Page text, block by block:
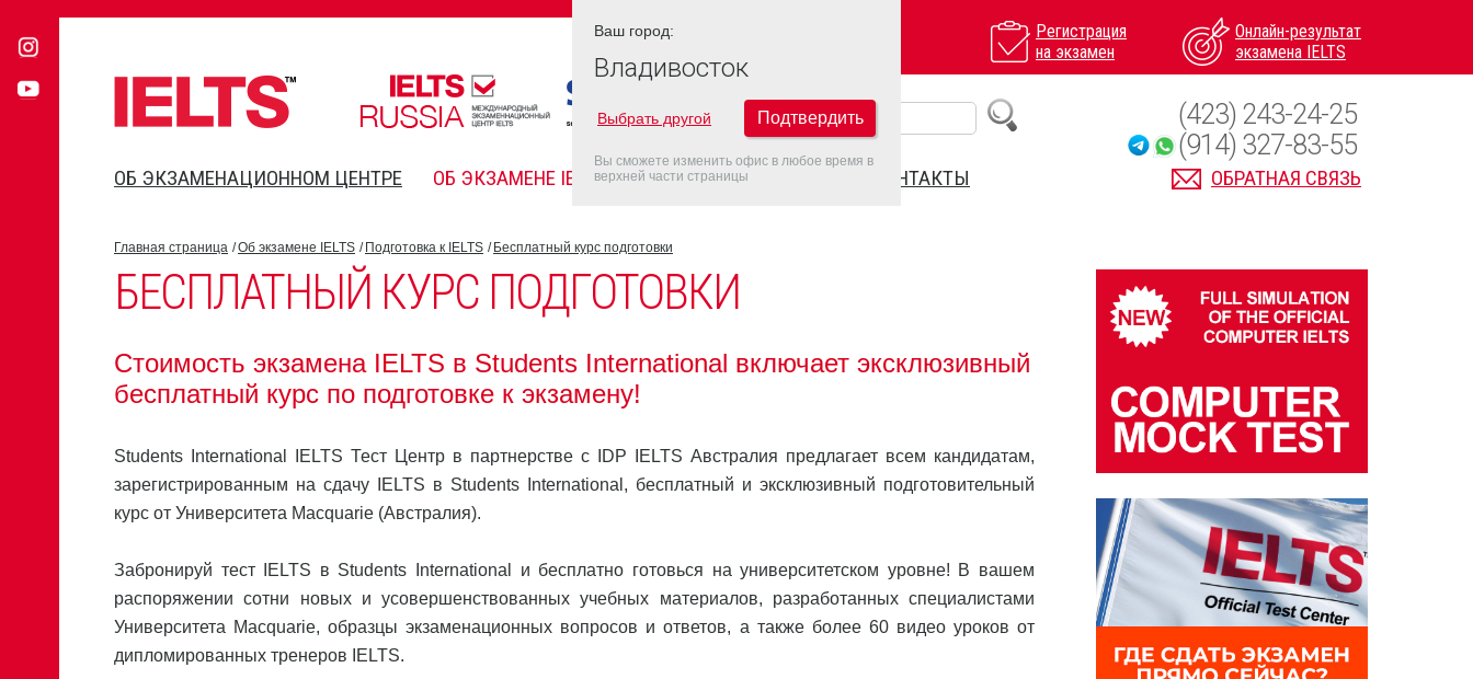
Регистрация
на экзамен
Онлайн-результат
экзамена IELTS
ОБ ЭКЗАМЕНАЦИОННОМ ЦЕНТРЕ ОБ ЭКЗАМЕНЕ IELTS FAQ ДАТЫ IELTS 2022 КОНТАКТЫ ОБРАТНАЯ СВЯЗЬ
(423) 243-24-25
(914) 327-83-55
Главная страница Об экзамене IELTS Подготовка к IELTS Бесплатный курс подготовки
БЕСПЛАТНЫЙ КУРС ПОДГОТОВКИ
Стоимость экзамена IELTS в Students International включает эксклюзивный
бесплатный курс по подготовке к экзамену!
Students International IELTS Тест Центр в партнерстве с IDP IELTS Австралия предлагает всем кандидатам,
зарегистрированным на сдачу IELTS в Students International, бесплатный и эксклюзивный подготовительный
курс от Университета Macquarie (Австралия).
Забронируй тест IELTS в Students International и бесплатно готовься на университетском уровне! В вашем
распоряжении сотни новых и усовершенствованных учебных материалов, разработанных специалистами
Университета Macquarie, образцы экзаменационных вопросов и ответов, а также более 60 видео уроков от
дипломированных тренеров IELTS.
Ваш город:
Владивосток
Выбрать другой Подтвердить
Вы сможете изменить офис в любое время в
верхней части страницы